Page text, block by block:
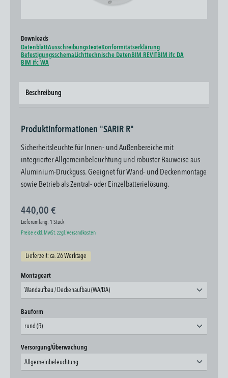
Downloads
DatenblattAusschreibungstexteKonformitätserklärung
Befestigungsschema Lichttechnische Daten BIM REVITBIM ifc DA
BIM ifc WA
Beschreibung
Produktinformationen "SARIR R"
Sicherheitsleuchte für Innen- und Außenbereiche mit
integrierter Allgemeinbeleuchtung und robuster Bauweise aus
Aluminium-Druckguss. Geeignet für Wand- und Deckenmontage
sowie Betrieb als Zentral- oder Einzelbatterielösung.
440,00 €
Lieferumfang: 1 Stück
Preise exkl. MwSt. zzgl. Versandkosten
Lieferzeit: ca. 26 Werktage
Montageartauswählen
Wandaufbau / Deckenaufbau (WA/DA)
Bauform
rund (R)
Versorgung/Überwachungauswählen
Allgemeinbeleuchtung